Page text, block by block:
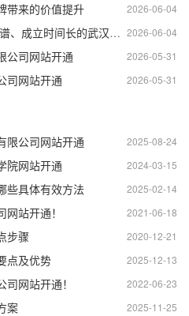
2026-06-04
带来的价值提升
2026-06-04
间长的武汉网站建设公司
2026-05-31
公司网站开通
2026-05-31
司网站开通
2025-08-24
限公司网站开通
2024-03-15
院网站开通
2025-02-14
些具体有效方法
2021-06-18
站开通！
2020-12-21
步骤
2025-12-13
点及优势
2022-06-23
网站开通！
2025-11-25
案